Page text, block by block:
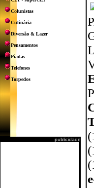
Colunistas
Culinária
Diversão & Lazer
Pensamentos
Piadas
Telefones
Torpedos
publicidade